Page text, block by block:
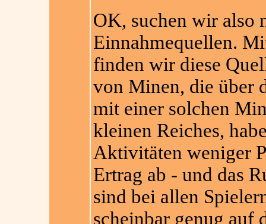
OK, suchen wir also
Einnahmequellen.
finden wir diese
von Minen, die über
mit einer solchen
kleinen Reiches,
Aktivitäten weniger
Ertrag ab - und das
sind bei allen
scheinbar genug auf